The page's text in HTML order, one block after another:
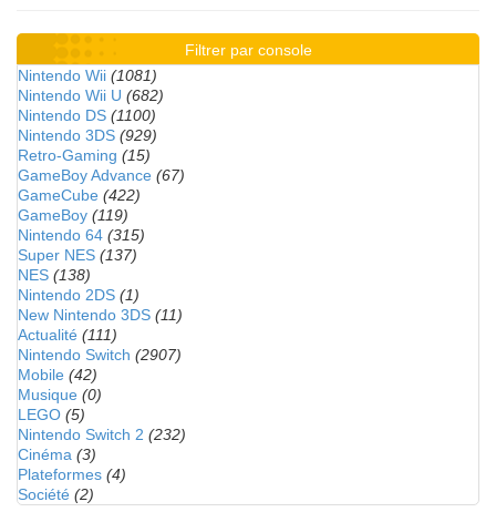
Filtrer par console
Nintendo Wii (1081)
Nintendo Wii U (682)
Nintendo DS (1100)
Nintendo 3DS (929)
Retro-Gaming (15)
GameBoy Advance (67)
GameCube (422)
GameBoy (119)
Nintendo 64 (315)
Super NES (137)
NES (138)
Nintendo 2DS (1)
New Nintendo 3DS (11)
Actualité (111)
Nintendo Switch (2907)
Mobile (42)
Musique (0)
LEGO (5)
Nintendo Switch 2 (232)
Cinéma (3)
Plateformes (4)
Société (2)